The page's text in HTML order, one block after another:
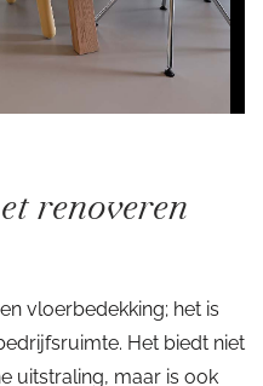
renoveren
vloerbedekking; het is
Het biedt niet
uitstraling, maar is ook